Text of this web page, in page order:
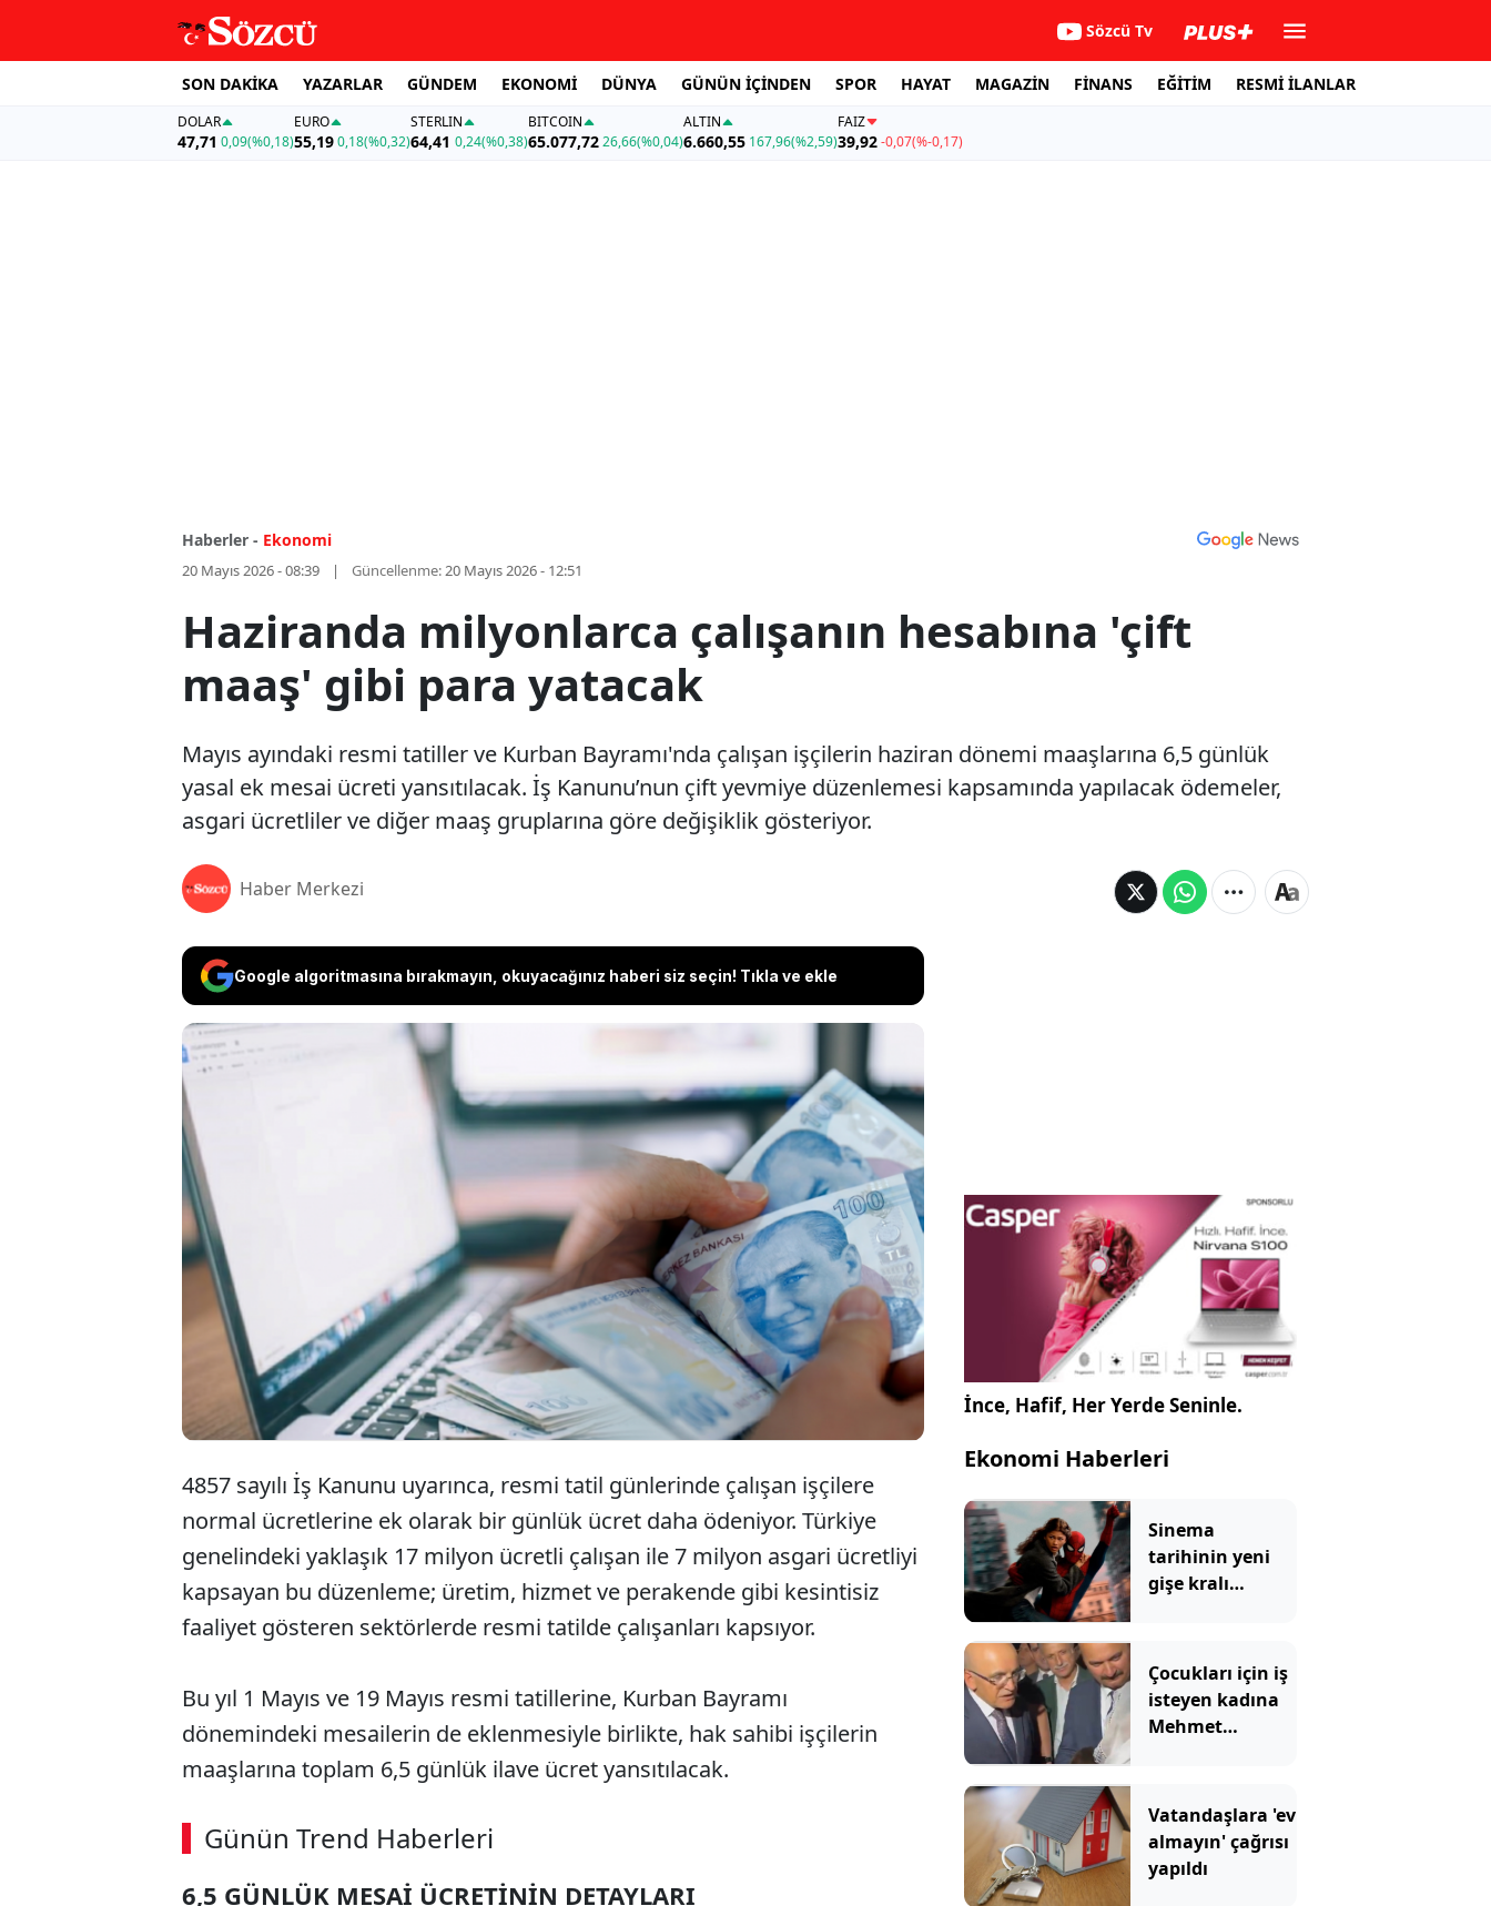
Sözcü Tv
SON DAKİKA YAZARLAR GÜNDEM EKONOMİ DÜNYA GÜNÜN İÇİNDEN SPOR HAYAT MAGAZİN FİNANS EĞİTİM RESMİ İLANLAR
DOLAR
47,71 0,09(%0,18)
EURO
55,19 0,18(%0,32)
STERLIN
64,41 0,24(%0,38)
BITCOIN
65.077,7226,66(%0,04)
ALTIN
6.660,55 167,96(%2,59)
FAİZ
39,92-0,07(%-0,17)
Haberler - Ekonomi
20 Mayıs 2026 - 08:39 Güncellenme:20 Mayıs 2026 - 12:51
Haziranda milyonlarca çalışanın hesabına 'çift
maaş' gibi para yatacak
Mayıs ayındaki resmi tatiller ve Kurban Bayramı'nda çalışan işçilerin haziran dönemi maaşlarına 6,5 günlük
yasal ek mesai ücreti yansıtılacak. İş Kanunu’nun çift yevmiye düzenlemesi kapsamında yapılacak ödemeler,
asgari ücretliler ve diğer maaş gruplarına göre değişiklik gösteriyor.
Haber Merkezi
Google algoritmasına bırakmayın, okuyacağınız haberi siz seçin! Tıkla ve ekle
Mayıs ayındaki resmi tatiller ve Kurban Bayramı'nda çalışan işçilerin
haziran dönemi maaşlarına 6,5 günlük yasal ek mesai ücreti
yansıtılacak. İş Kanunu’nun çift yevmiye düzenlemesi kapsamında
yapılacak ödemeler, asgari ücretliler ve diğer maaş gruplarına göre
değişiklik gösteriyor.
4857 sayılı İş Kanunu uyarınca, resmi tatil günlerinde çalışan işçilere
normal ücretlerine ek olarak bir günlük ücret daha ödeniyor. Türkiye
genelindeki yaklaşık 17 milyon ücretli çalışan ile 7 milyon asgari ücretliyi
kapsayan bu düzenleme; üretim, hizmet ve perakende gibi kesintisiz
faaliyet gösteren sektörlerde resmi tatilde çalışanları kapsıyor.
Bu yıl 1 Mayıs ve 19 Mayıs resmi tatillerine, Kurban Bayramı
dönemindeki mesailerin de eklenmesiyle birlikte, hak sahibi işçilerin
maaşlarına toplam 6,5 günlük ilave ücret yansıtılacak.
Günün Trend Haberleri
6,5 GÜNLÜK MESAİ ÜCRETİNİN DETAYLARI
İnce, Hafif, Her Yerde Seninle.
Ekonomi Haberleri
Sinema
tarihinin yeni
gişe kralı
geçti
Çocukları için iş
isteyen kadına
Mehmet
Vatandaşlara 'ev
almayın' çağrısı
yapıldı